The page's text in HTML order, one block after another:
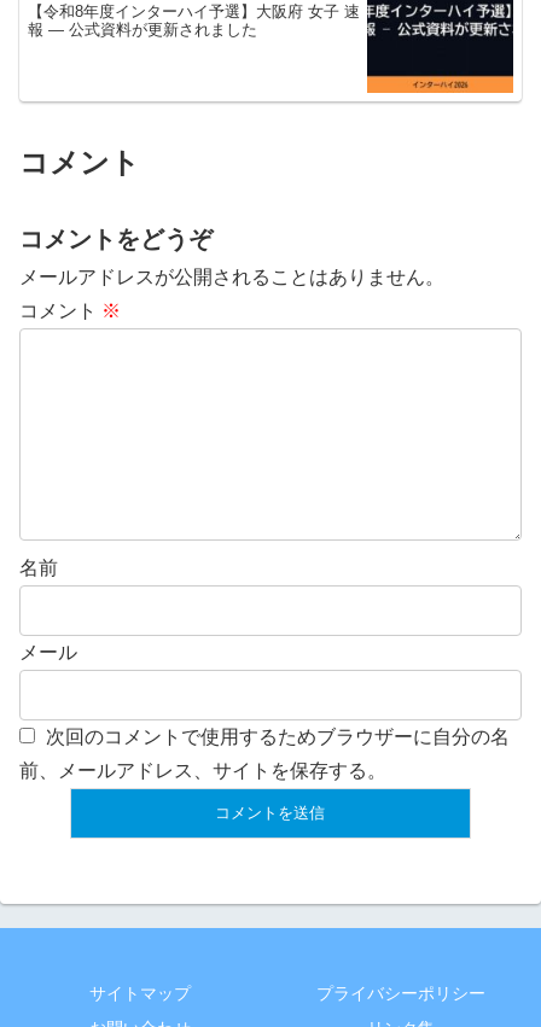
【令和8年度インターハイ予選】大阪府 女子 速
報 — 公式資料が更新されました
コメント
コメントをどうぞ
メールアドレスが公開されることはありません。
コメント ※
名前
メール
次回のコメントで使用するためブラウザーに自分の名
前、メールアドレス、サイトを保存する。
サイトマップ
プライバシーポリシー